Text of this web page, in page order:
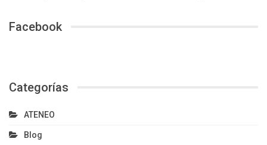
Facebook
Categorías
ATENEO
Blog